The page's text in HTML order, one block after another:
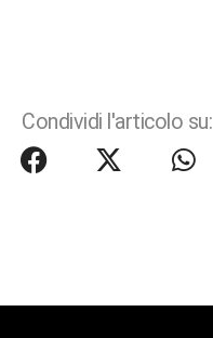
Condividi l'articolo su: